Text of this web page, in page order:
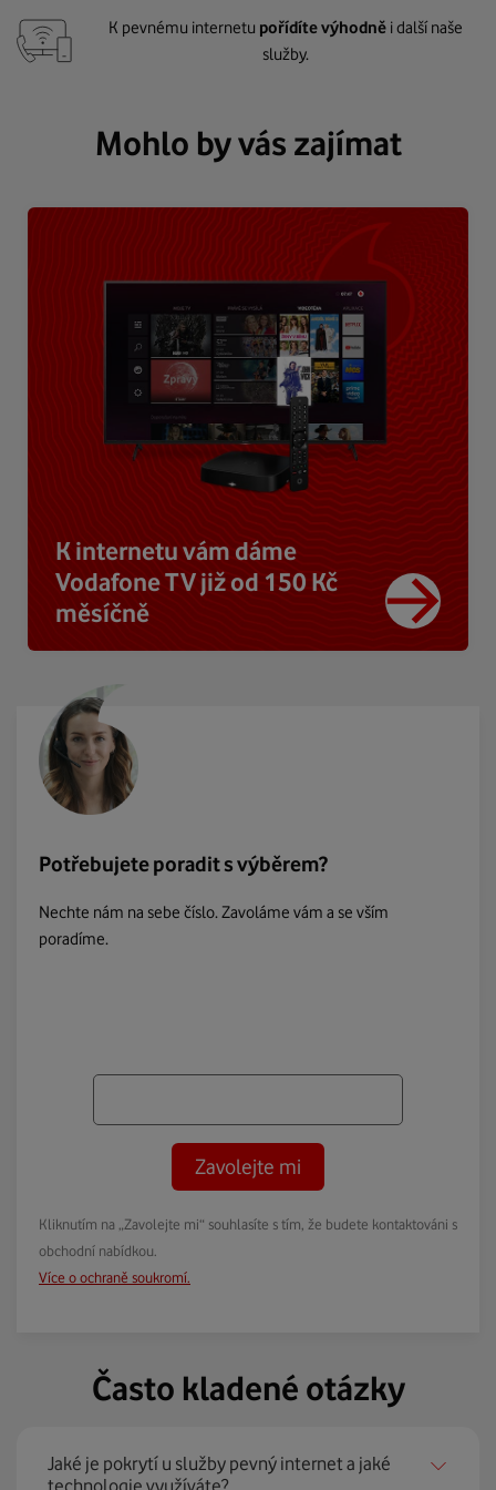
K pevnému internetu pořídíte výhodně i další naše
služby.
Mohlo by vás zajímat
K internetu vám dáme
Vodafone TV již od 150 Kč
měsíčně
Potřebujete poradit s výběrem?
Nechte nám na sebe číslo. Zavoláme vám a se vším
poradíme.
Zavolejte mi
Kliknutím na „Zavolejte mi“ souhlasíte s tím, že budete kontaktováni s
obchodní nabídkou.
Více o ochraně soukromí.
Často kladené otázky
Jaké je pokrytí u služby pevný internet a jaké
technologie využíváte?